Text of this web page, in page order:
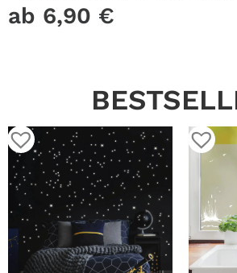
ab 6,90 €